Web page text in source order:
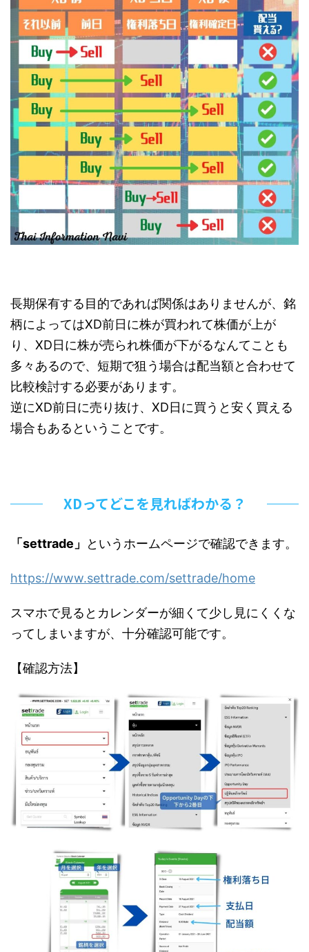
長期保有する目的であれば関係はありませんが、銘
柄によってはXD前日に株が買われて株価が上が
り、XD日に株が売られ株価が下がるなんてことも
多々あるので、短期で狙う場合は配当額と合わせて
比較検討する必要があります。
逆にXD前日に売り抜け、XD日に買うと安く買える
場合もあるということです。
XDってどこを見ればわかる？
「settrade」 というホームページで確認できます。
https://www.settrade.com/settrade/home
スマホで見るとカレンダーが細くて少し見にくくな
ってしまいますが、十分確認可能です。
【確認方法】